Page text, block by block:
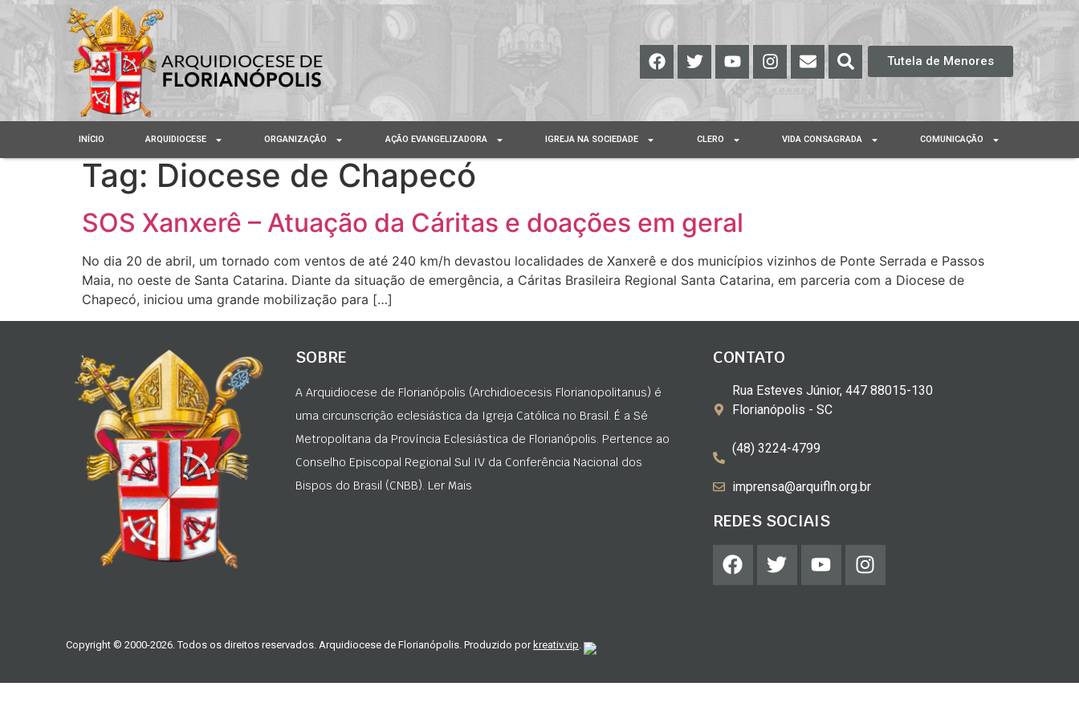
Tutela de Menores
INÍCIO ARQUIDIOCESE ORGANIZAÇÃO AÇÃO EVANGELIZADORA IGREJA NA SOCIEDADE CLERO VIDA CONSAGRADA COMUNICAÇÃO
Tag: Diocese de Chapecó
SOS Xanxerê – Atuação da Cáritas e doações em geral
No dia 20 de abril, um tornado com ventos de até 240 km/h devastou localidades de Xanxerê e dos municípios vizinhos de Ponte Serrada e Passos
Maia, no oeste de Santa Catarina. Diante da situação de emergência, a Cáritas Brasileira Regional Santa Catarina, em parceria com a Diocese de
Chapecó, iniciou uma grande mobilização para […]
SOBRE
A Arquidiocese de Florianópolis (Archidioecesis Florianopolitanus) é
uma circunscrição eclesiástica da Igreja Católica no Brasil. É a Sé
Metropolitana da Província Eclesiástica de Florianópolis. Pertence ao
Conselho Episcopal Regional Sul IV da Conferência Nacional dos
Bispos do Brasil (CNBB). Ler Mais
CONTATO
Rua Esteves Júnior, 447 88015-130
Florianópolis - SC
(48) 3224-4799
imprensa@arquifln.org.br
REDES SOCIAIS
Copyright © 2000-2026. Todos os direitos reservados. Arquidiocese de Florianópolis. Produzido porkreativ.vip